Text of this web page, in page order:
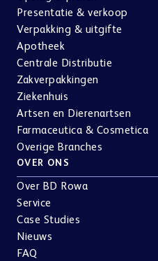
Presentatie & verkoop
Verpakking & uitgifte
Apotheek
Centrale Distributie
Zakverpakkingen
Ziekenhuis
Artsen en Dierenartsen
Farmaceutica & Cosmetica
Overige Branches
OVER ONS
Over BD Rowa
Service
Case Studies
Nieuws
FAQ